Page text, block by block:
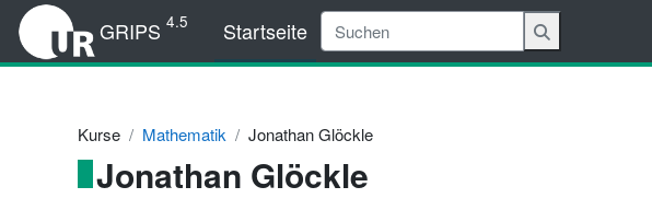
Zum Hauptinhalt
GRIPS 4.5 Startseite
Kurse Mathematik Jonathan Glöckle
Jonathan Glöckle